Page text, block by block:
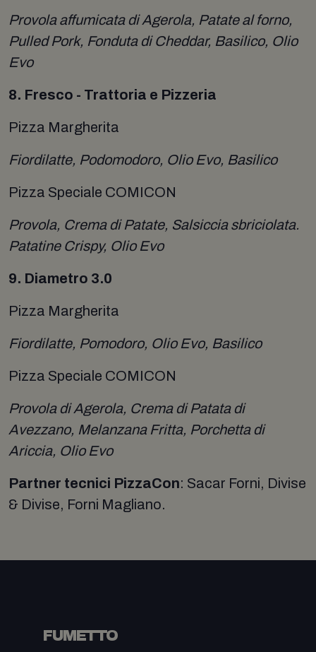
Provola affumicata di Agerola, Patate al forno,
Pulled Pork, Fonduta di Cheddar, Basilico, Olio
Evo
8. Fresco - Trattoria e Pizzeria
Pizza Margherita
Fiordilatte, Podomodoro, Olio Evo, Basilico
Pizza Speciale COMICON
Provola, Crema di Patate, Salsiccia sbriciolata.
Patatine Crispy, Olio Evo
9. Diametro 3.0
Pizza Margherita
Fiordilatte, Pomodoro, Olio Evo, Basilico
Pizza Speciale COMICON
Provola di Agerola, Crema di Patata di
Avezzano, Melanzana Fritta, Porchetta di
Ariccia, Olio Evo
Partner tecnici PizzaCon: Sacar Forni, Divise
& Divise, Forni Magliano.
FUMETTO